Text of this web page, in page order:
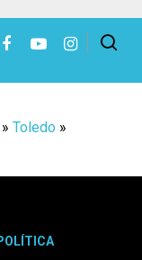
» Toledo »